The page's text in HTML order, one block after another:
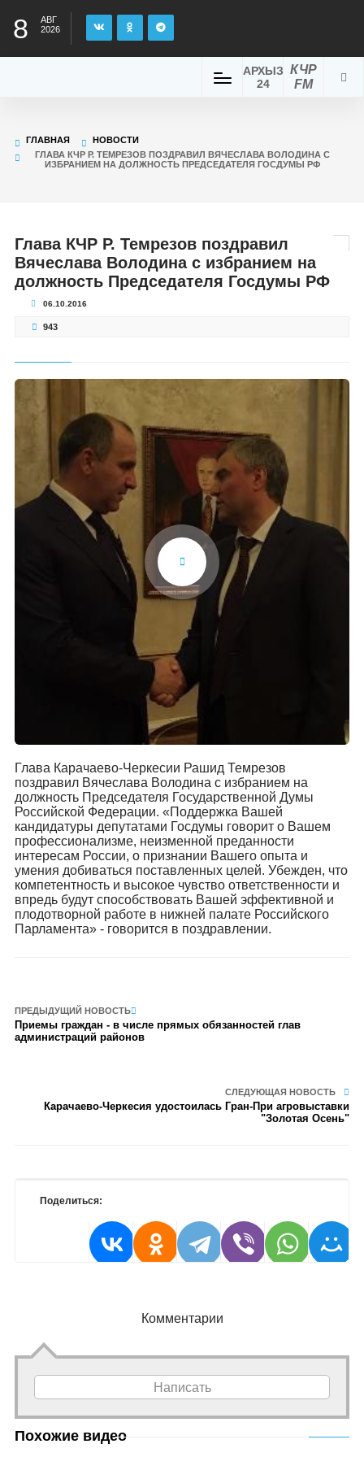
8
АВГ
2026
КЧР
FM
АРХЫЗ
24
ГЛАВНАЯ
НОВОСТИ
ГЛАВА КЧР Р. ТЕМРЕЗОВ ПОЗДРАВИЛ ВЯЧЕСЛАВА ВОЛОДИНА С
ИЗБРАНИЕМ НА ДОЛЖНОСТЬ ПРЕДСЕДАТЕЛЯ ГОСДУМЫ РФ
Глава КЧР Р. Темрезов поздравил
Вячеслава Володина с избранием на
должность Председателя Госдумы РФ
06.10.2016
943
Глава Карачаево-Черкесии Рашид Темрезов
поздравил Вячеслава Володина с избранием на
должность Председателя Государственной Думы
Российской Федерации. «Поддержка Вашей
кандидатуры депутатами Госдумы говорит о Вашем
профессионализме, неизменной преданности
интересам России, о признании Вашего опыта и
умения добиваться поставленных целей. Убежден, что
компетентность и высокое чувство ответственности и
впредь будут способствовать Вашей эффективной и
плодотворной работе в нижней палате Российского
Парламента» - говорится в поздравлении.
ПРЕДЫДУЩИЙ НОВОСТЬ
Приемы граждан - в числе прямых обязанностей глав
администраций районов
СЛЕДУЮЩАЯ НОВОСТЬ
Карачаево-Черкесия удостоилась Гран-При агровыставки
"Золотая Осень"
Поделиться:
Комментарии
Написать
Похожие видео